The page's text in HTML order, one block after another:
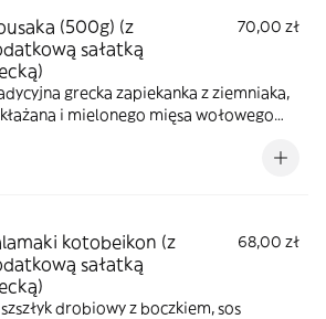
(500g) (z
sałatką
70,00 zł
grecka zapiekanka z ziemniaka,
i mielonego mięsa wołowego
kotobeikon (z
sałatką
68,00 zł
drobiowy z boczkiem, sos